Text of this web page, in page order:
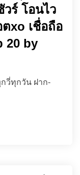
ร์ โอนไว
xo เชื่อถือ
20 by
กวี่ทุกวัน ฝาก-